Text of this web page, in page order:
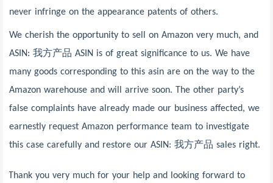
never infringe on the appearance patents of others.
We cherish the opportunity to sell on Amazon very much, and
ASIN: 我方产品 ASIN is of great significance to us. We have
many goods corresponding to this asin are on the way to the
Amazon warehouse and will arrive soon. The other party’s
false complaints have already made our business affected, we
earnestly request Amazon performance team to investigate
this case carefully and restore our ASIN: 我方产品 sales right.
Thank you very much for your help and looking forward to